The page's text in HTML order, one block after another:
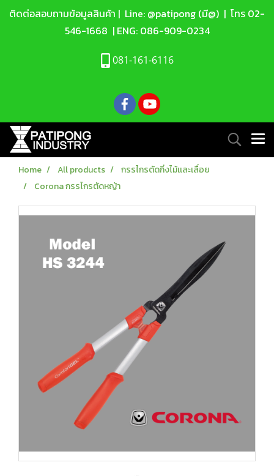
ติดต่อสอบถามข้อมูลสินค้า | Line: @patipong (มี@) | โทร 02-
546-1668 | ENG: 086-909-0234
081-161-6116
Home All products
กรรไกรตัดกิ่งไม้เเละเลื่อย
Corona กรรไกรตัดหญ้า